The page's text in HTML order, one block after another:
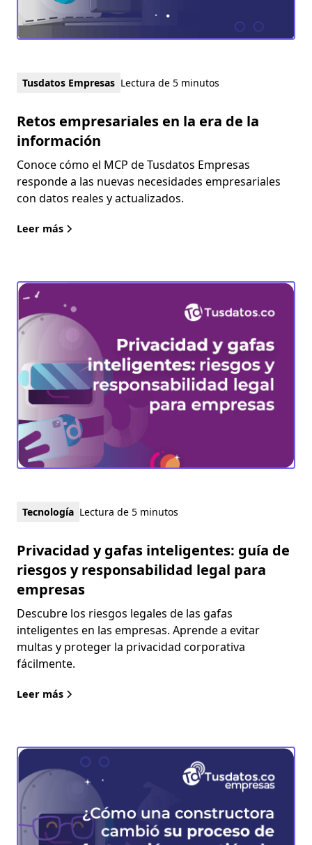
Tusdatos Empresas Lectura de 5 minutos
Retos empresariales en la era de la
información
Conoce cómo el MCP de Tusdatos Empresas
responde a las nuevas necesidades empresariales
con datos reales y actualizados.
Leer más
Tecnología Lectura de 5 minutos
Privacidad y gafas inteligentes: guía de
riesgos y responsabilidad legal para
empresas
Descubre los riesgos legales de las gafas
inteligentes en las empresas. Aprende a evitar
multas y proteger la privacidad corporativa
fácilmente.
Leer más